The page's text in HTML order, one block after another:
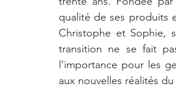
qualité de ses produits
Christophe et Sophie,
transition ne se fait
l’importance pour les
aux nouvelles réalités